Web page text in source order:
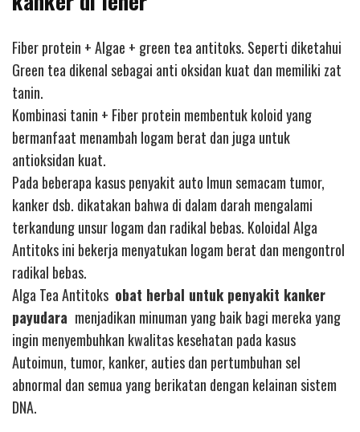
Fiber protein + Algae + green tea antitoks. Seperti diketahui
Green tea dikenal sebagai anti oksidan kuat dan memiliki zat
tanin.
Kombinasi tanin + Fiber protein membentuk koloid yang
bermanfaat menambah logam berat dan juga untuk
antioksidan kuat.
Pada beberapa kasus penyakit auto Imun semacam tumor,
kanker dsb. dikatakan bahwa di dalam darah mengalami
terkandung unsur logam dan radikal bebas. Koloidal Alga
Antitoks ini bekerja menyatukan logam berat dan mengontrol
radikal bebas.
Alga Tea Antitoks obat herbal untuk penyakit kanker
payudara menjadikan minuman yang baik bagi mereka yang
ingin menyembuhkan kwalitas kesehatan pada kasus
Autoimun, tumor, kanker, auties dan pertumbuhan sel
abnormal dan semua yang berikatan dengan kelainan sistem
DNA.